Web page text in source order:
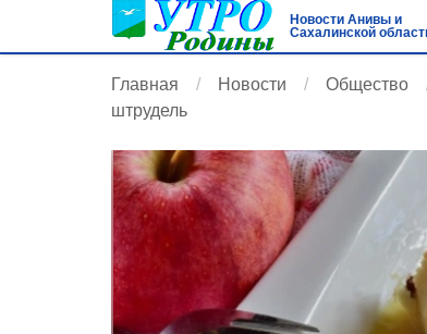
Новости Анивы и
Сахалинской
Главная Новости Общество
штрудель